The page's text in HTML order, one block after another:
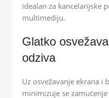
idealan za kancelarijske
multimediju.
Glatko
odziva
Uz osvežavanje ekrana i
minimizuje se